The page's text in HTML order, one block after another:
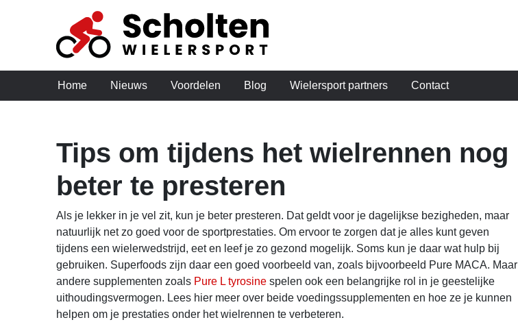
Home Nieuws Voordelen Blog Wielersport partners Contact
Tips om tijdens het wielrennen nog
beter te presteren
Als je lekker in je vel zit, kun je beter presteren. Dat geldt voor je dagelijkse bezigheden, maar
natuurlijk net zo goed voor de sportprestaties. Om ervoor te zorgen dat je alles kunt geven
tijdens een wielerwedstrijd, eet en leef je zo gezond mogelijk. Soms kun je daar wat hulp bij
gebruiken. Superfoods zijn daar een goed voorbeeld van, zoals bijvoorbeeld Pure MACA. Maar
andere supplementen zoals Pure L tyrosine spelen ook een belangrijke rol in je geestelijke
uithoudingsvermogen. Lees hier meer over beide voedingssupplementen en hoe ze je kunnen
helpen om je prestaties onder het wielrennen te verbeteren.